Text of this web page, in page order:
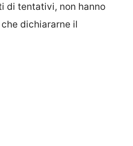
di tentativi, non hanno
dichiararne il